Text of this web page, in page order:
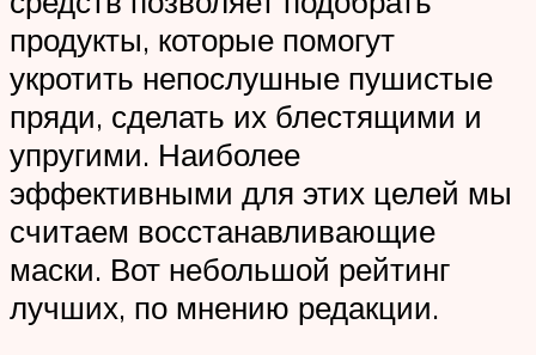
продукты, которые помогут
укротить непослушные пушистые
пряди, сделать их блестящими и
упругими. Наиболее
эффективными для этих целей мы
считаем восстанавливающие
маски. Вот небольшой рейтинг
лучших, по мнению редакции.